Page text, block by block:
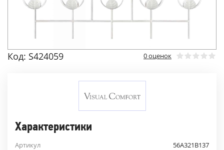
Код: S424059 0 оценок
Характеристики
Артикул
56A321B137